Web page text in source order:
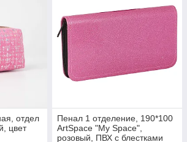
отдел
цвет
Пенал 1 отделение, 190*100
ArtSpace "My Space",
розовый, ПВХ с блестками